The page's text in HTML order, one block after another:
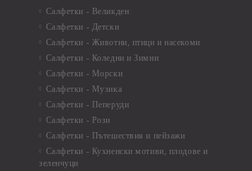
Салфетки - Великден
Салфетки - Детски
Салфетки - Животни, птици и насекоми
Салфетки - Коледни и Зимни
Салфетки - Морски
Салфетки - Музика
Салфетки - Пеперуди
Салфетки - Рози
Салфетки - Пътешествия и пейзажи
Салфетки - Кухненски мотиви, плодове и
зеленчуци